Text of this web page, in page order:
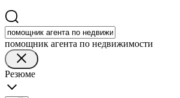
помощник агента по недвижимости
Резюме